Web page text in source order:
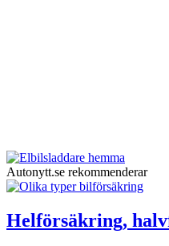
Autonytt.se rekommenderar
Helförsäkring,